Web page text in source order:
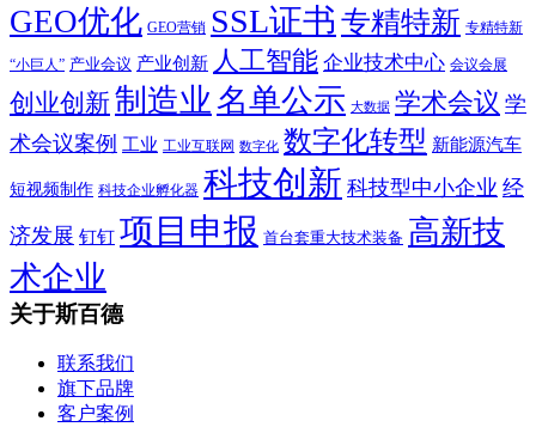
GEO优化 GEO营销 SSL证书 专精特新 专精特新
“小巨人” 产业会议 产业创新 人工智能 企业技术中心 会议会展
创业创新制造业 名单公示 大数据 学术会议 学
术会议案例 工业 工业互联网 数字化 数字化转型 新能源汽车
短视频制作 科技企业孵化器 科技创新 科技型中小企业 经
济发展 钉钉 项目申报 首台套重大技术装备 高新技
术企业
关于斯百德
联系我们
旗下品牌
客户案例